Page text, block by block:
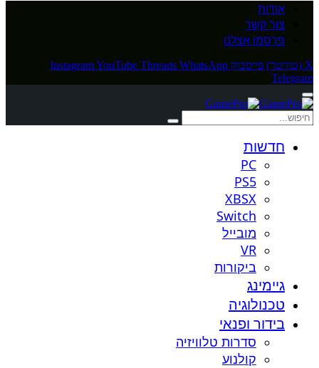
אודות
צור קשר
פרסמו אצלנו
X (טוויטר) פייסבוק InstagramYouTube Threads WhatsApp
Telegram
חדשות
PC
PS5
XBSX
Switch
מובייל
VR
ביקורות
גיימינג
טכנולוגיה
בידור ופנאי
סדרות טלוויזיה
קולנוע